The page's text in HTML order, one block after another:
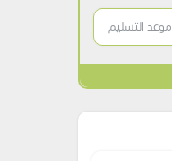
موعد التسليم